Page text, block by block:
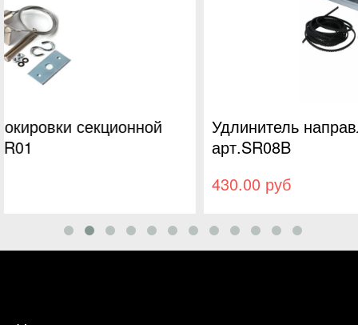
Удлинитель направляющей рейки SR16B,
арт.SR08B